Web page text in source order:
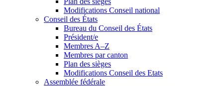
Modifications Conseil national
Conseil des États
Bureau du Conseil des États
Président/e
Membres A–Z
Membres par canton
Plan des sièges
Modifications Conseil des Etats
Assemblée fédérale